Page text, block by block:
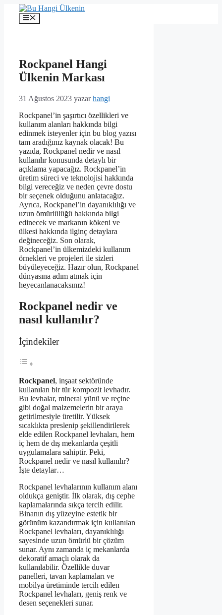
İçeriğe
Menü
Rockpanel Hangi
Ülkenin Markası
31 Ağustos 2023 yazarhangi
Rockpanel’in şaşırtıcı özellikleri ve
kullanım alanları hakkında bilgi
edinmek isteyenler için bu blog yazısı
tam aradığınız kaynak olacak! Bu
yazıda, Rockpanel nedir ve nasıl
kullanılır konusunda detaylı bir
açıklama yapacağız. Rockpanel’in
üretim süreci ve teknolojisi hakkında
bilgi vereceğiz ve neden çevre dostu
bir seçenek olduğunu anlatacağız.
Ayrıca, Rockpanel’in dayanıklılığı ve
uzun ömürlülüğü hakkında bilgi
edinecek ve markanın kökeni ve
ülkesi hakkında ilginç detaylara
değineceğiz. Son olarak,
Rockpanel’in ülkemizdeki kullanım
örnekleri ve projeleri ile sizleri
büyüleyeceğiz. Hazır olun, Rockpanel
dünyasına adım atmak için
heyecanlanacaksınız!
Rockpanel nedir ve
nasıl kullanılır?
İçindekiler
Rockpanel, inşaat sektöründe
kullanılan bir tür kompozit levhadır.
Bu levhalar, mineral yünü ve reçine
gibi doğal malzemelerin bir araya
getirilmesiyle üretilir. Yüksek
sıcaklıkta preslenip şekillendirilerek
elde edilen Rockpanel levhaları, hem
iç hem de dış mekanlarda çeşitli
uygulamalara sahiptir. Peki,
Rockpanel nedir ve nasıl kullanılır?
İşte detaylar…
Rockpanel levhalarının kullanım alanı
oldukça geniştir. İlk olarak, dış cephe
kaplamalarında sıkça tercih edilir.
Binanın dış yüzeyine estetik bir
görünüm kazandırmak için kullanılan
Rockpanel levhaları, dayanıklılığı
sayesinde uzun ömürlü bir çözüm
sunar. Aynı zamanda iç mekanlarda
dekoratif amaçlı olarak da
kullanılabilir. Özellikle duvar
panelleri, tavan kaplamaları ve
mobilya üretiminde tercih edilen
Rockpanel levhaları, geniş renk ve
desen seçenekleri sunar.